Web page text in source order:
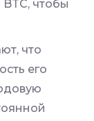
чтобы
что
его